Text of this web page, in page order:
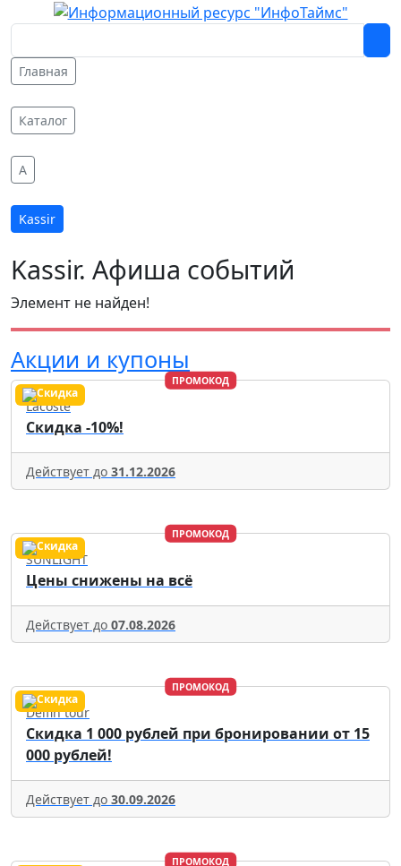
Главная
Каталог
A
Kassir
Kassir. Афиша событий
Элемент не найден!
Акции и купоны
ПРОМОКОД
Lacoste
Скидка -10%!
Действует до 31.12.2026
ПРОМОКОД
SUNLIGHT
Цены снижены на всё
Действует до 07.08.2026
ПРОМОКОД
Delfin tour
Скидка 1 000 рублей при бронировании от 15
000 рублей!
Действует до 30.09.2026
ПРОМОКОД